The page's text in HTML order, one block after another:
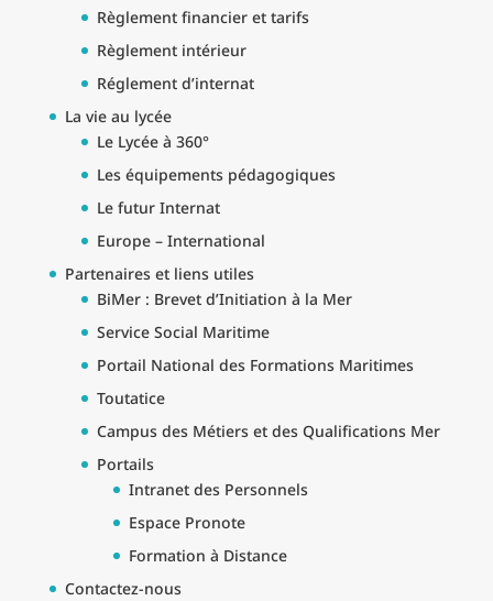
Règlement financier et tarifs
Règlement intérieur
Réglement d’internat
La vie au lycée
Le Lycée à 360°
Les équipements pédagogiques
Le futur Internat
Europe – International
Partenaires et liens utiles
BiMer : Brevet d’Initiation à la Mer
Service Social Maritime
Portail National des Formations Maritimes
Toutatice
Campus des Métiers et des Qualifications Mer
Portails
Intranet des Personnels
Espace Pronote
Formation à Distance
Contactez-nous